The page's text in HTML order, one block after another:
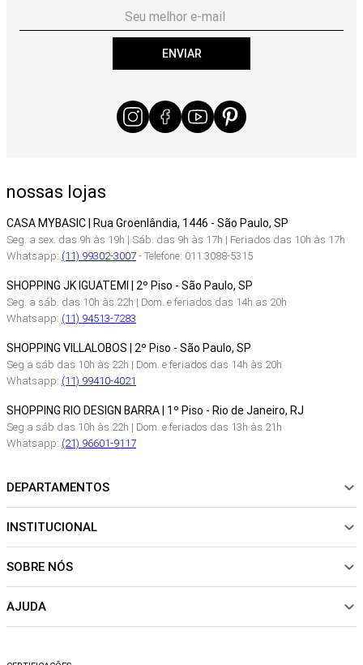
ENVIAR
nossas lojas
CASA MYBASIC | Rua Groenlândia, 1446 - São Paulo, SP
Seg. a sex. das 9h às 19h | Sáb. das 9h às 17h | Feriados das 10h às 17h
Whatsapp: (11) 99302-3007- Telefone: 011 3088-5315
SHOPPING JK IGUATEMI | 2º Piso - São Paulo, SP
Seg. a sáb. das 10h às 22h | Dom. e feriados das 14h as 20h
Whatsapp: (11) 94513-7283
SHOPPING VILLALOBOS | 2º Piso - São Paulo, SP
Seg a sáb das 10h às 22h | Dom. e feriados das 14h às 20h
Whatsapp: (11) 99410-4021
SHOPPING RIO DESIGN BARRA | 1º Piso - Rio de Janeiro, RJ
Seg a sáb das 10h às 22h | Dom. e feriados das 13h às 21h
Whatsapp: (21) 96601-9117
DEPARTAMENTOS
NOVIDADES
CALÇADOS
INSTITUCIONAL
Sobre Nós
Sustentabilidade
Trocas e Devoluções
SOBRE NÓS
Política de pagamento
AJUDA